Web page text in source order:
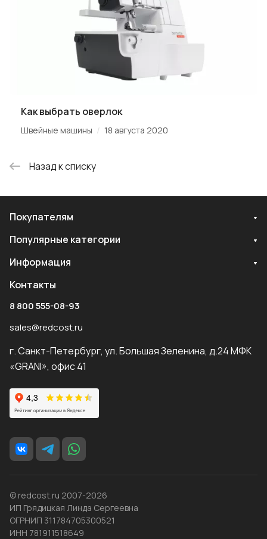
Как выбрать оверлок
Швейные машины / 18 августа 2020
Назад к списку
Покупателям
Популярные категории
Информация
Контакты
8 800 555-08-93
sales@redcost.ru
г. Санкт-Петербург, ул. Большая Зеленина, д.24 МФК
«GRANI», офис 41
© redcost.ru 2007-2026
ИП Грядицкая Линда Сергеевна
ОГРНИП 311784705300521
ИНН 781911518649